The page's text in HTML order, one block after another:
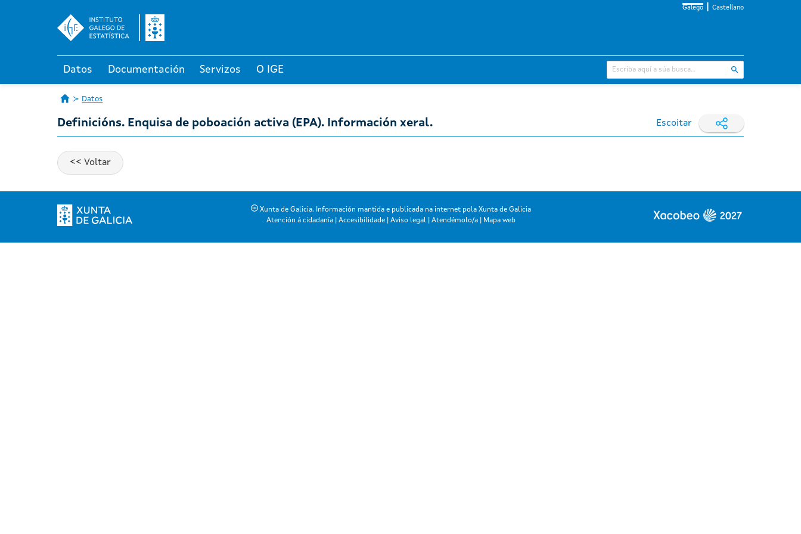
Galego Castellano
Datos Documentación Servizos O IGE
Datos
Definicións. Enquisa de poboación activa (EPA). Información xeral. Escoitar
Xunta de Galicia. Información mantida e publicada na internet pola Xunta de Galicia
Atención á cidadanía |Accesibilidade |Aviso legal |Atendémolo/a Mapa web